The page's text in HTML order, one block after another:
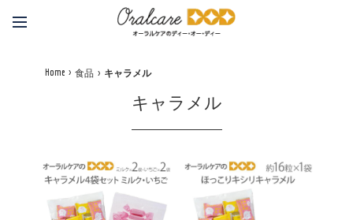
Home 食品 キャラメル
キャラメル